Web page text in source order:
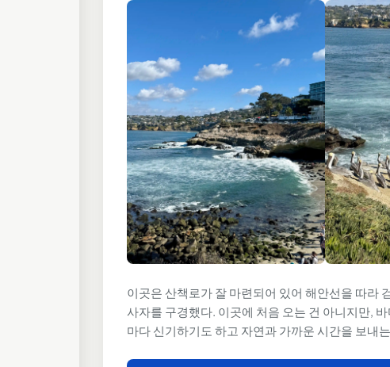
이곳은 산책로가 잘 마련되어 있어 해안선을 따라
사자를 구경했다. 이곳에 처음 오는 건 아니지만,
마다 신기하기도 하고 자연과 가까운 시간을 보내